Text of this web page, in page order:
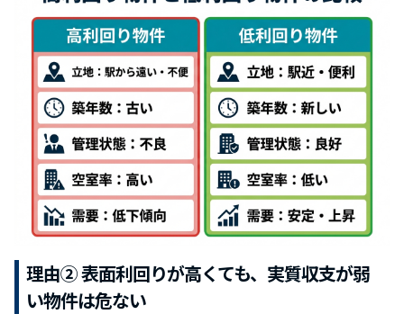
理由② 表面利回りが高くても、実質収支が弱
い物件は危ない